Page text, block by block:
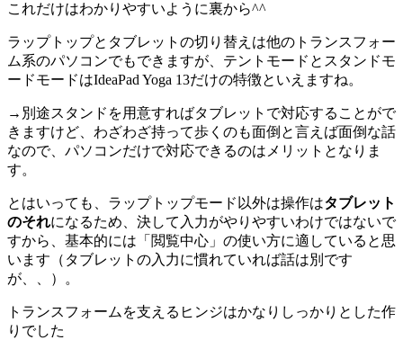
これだけはわかりやすいように裏から^^
ラップトップとタブレットの切り替えは他のトランスフォー
ム系のパソコンでもできますが、テントモードとスタンドモ
ードモードはIdeaPad Yoga 13だけの特徴といえますね。
→別途スタンドを用意すればタブレットで対応することがで
きますけど、わざわざ持って歩くのも面倒と言えば面倒な話
なので、パソコンだけで対応できるのはメリットとなりま
す。
とはいっても、ラップトップモード以外は操作はタブレット
のそれになるため、決して入力がやりやすいわけではないで
すから、基本的には「閲覧中心」の使い方に適していると思
います（タブレットの入力に慣れていれば話は別です
が、、）。
トランスフォームを支えるヒンジはかなりしっかりとした作
りでした